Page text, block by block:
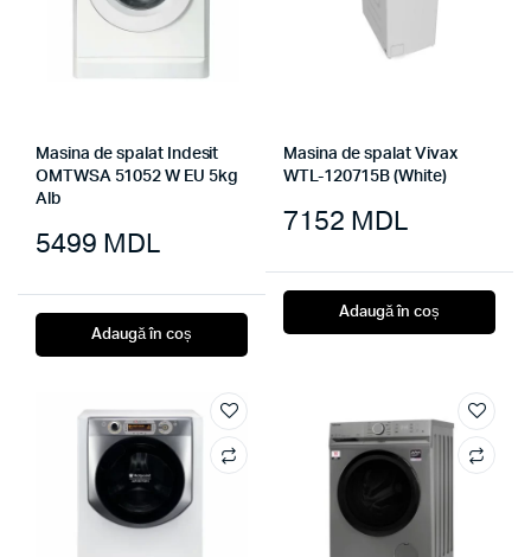
Masina de spalat Indesit
OMTWSA 51052 W EU 5kg
Alb
5499 MDL
Adaugă în coș
Masina de spalat Vivax
WTL-120715B (White)
7152 MDL
Adaugă în coș